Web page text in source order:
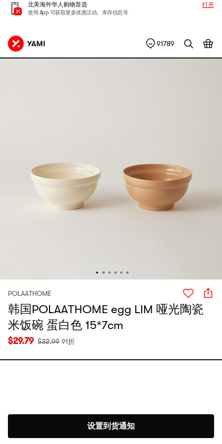
北美海外华人购物首选
使用 App 可获取更多优惠活动、库存信息等
打开
91789
POLAATHOME
韩国POLAATHOME egg LIM 哑光陶瓷
米饭碗 蛋白色 15*7cm
$29.79 $32.99 91折
设置到货通知